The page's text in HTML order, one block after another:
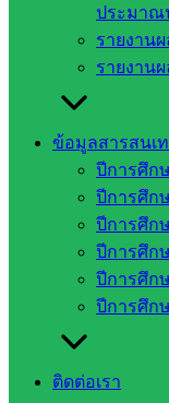
ประมาณ
รายงาน
รายงาน
ข้อมูลสารสนเ
ปีการศึก
ปีการศึก
ปีการศึก
ปีการศึก
ปีการศึก
ปีการศึก
ติดต่อเรา
ในจังหวัด
สระแก้ว
สระแก้ว
องค์การ
บริหาร
ส่วน
จังหวัด
สระแก้ว
ศึกษาธิการ
จังหวัด
สำนักงาน